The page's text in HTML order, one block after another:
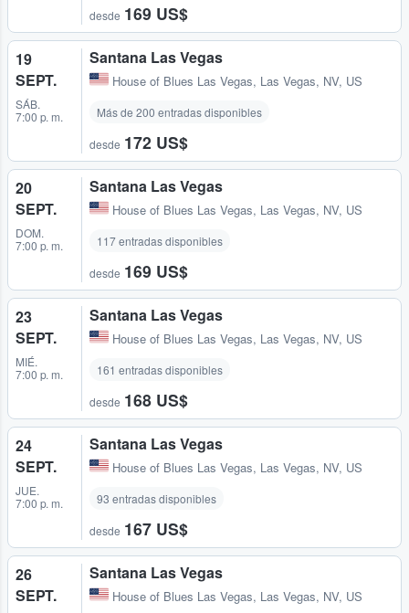
desde 169 US$
19
SEPT.
SÁB.
7:00 p. m.
Santana Las Vegas
House of Blues Las Vegas, Las Vegas, NV, US
Más de 200 entradas disponibles
desde 172 US$
20
SEPT.
DOM.
7:00 p. m.
Santana Las Vegas
House of Blues Las Vegas, Las Vegas, NV, US
117 entradas disponibles
desde 169 US$
23
SEPT.
MIÉ.
7:00 p. m.
Santana Las Vegas
House of Blues Las Vegas, Las Vegas, NV, US
161 entradas disponibles
desde 168 US$
24
SEPT.
JUE.
7:00 p. m.
Santana Las Vegas
House of Blues Las Vegas, Las Vegas, NV, US
93 entradas disponibles
desde 167 US$
26
SEPT.
Santana Las Vegas
House of Blues Las Vegas, Las Vegas, NV, US